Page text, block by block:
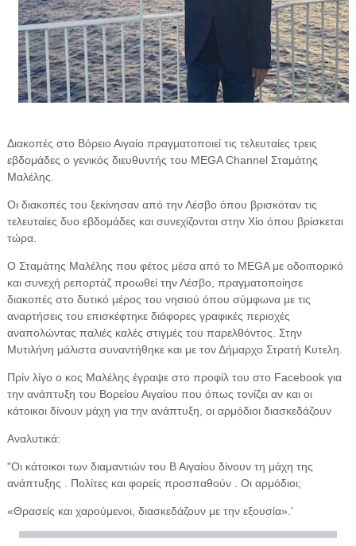
Διακοπές στο Βόρειο Αιγαίο πραγματοποιεί τις τελευταίες τρεις
εβδομάδες ο γενικός διευθυντής του MEGA Channel Σταμάτης
Μαλέλης.
Οι διακοπές του ξεκίνησαν από την Λέσβο όπου βρισκόταν τις
τελευταίες δυο εβδομάδες και συνεχίζονται στην Χίο όπου βρίσκεται
τώρα.
Ο Σταμάτης Μαλέλης που φέτος μέσα από το MEGA με οδοιπορικό
και συνεχή ρεπορτάζ προωθεί την Λέσβο, πραγματοποίησε
διακοπές στο δυτικό μέρος του νησιού όπου σύμφωνα με τις
αναρτήσεις του επισκέφτηκε διάφορες γραφικές περιοχές
αναπολώντας παλιές καλές στιγμές του παρελθόντος. Στην
Μυτιλήνη μάλιστα συναντήθηκε και με τον Δήμαρχο Στρατή Κυτελη.
Πρίν λίγο ο κος Μαλέλης έγραψε στο προφίλ του στο Facebook για
την ανάπτυξη του Βορείου Αιγαίου που όπως τονίζει αν και οι
κάτοικοι δίνουν μάχη για την ανάπτυξη, οι αρμόδιοι διασκεδάζουν
Αναλυτικά:
"Οι κάτοικοι των διαμαντιών του Β Αιγαίου δίνουν τη μάχη της
ανάπτυξης . Πολίτες και φορείς προσπαθούν . Οι αρμόδιοι;
«Θρασείς και χαρούμενοι, διασκεδάζουν με την εξουσία».'